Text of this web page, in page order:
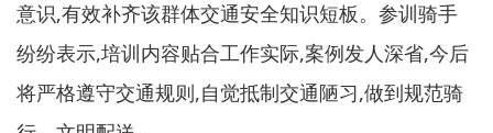
意识,有效补齐该群体交通安全知识短板。参训骑手
纷纷表示,培训内容贴合工作实际,案例发人深省,今后
将严格遵守交通规则,自觉抵制交通陋习,做到规范骑